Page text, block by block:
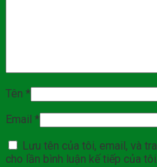
Tên *
Email *
Lưu tên của tôi, email, và
cho lần bình luận kế tiếp của tôi.